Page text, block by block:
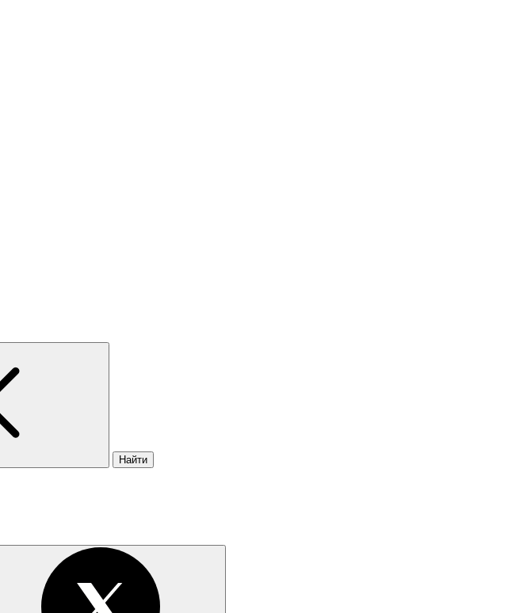
Найти